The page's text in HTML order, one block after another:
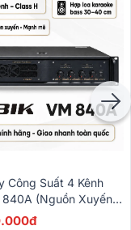
Công Suất 4 Kênh
840A (Nguồn Xuyến,
800W)